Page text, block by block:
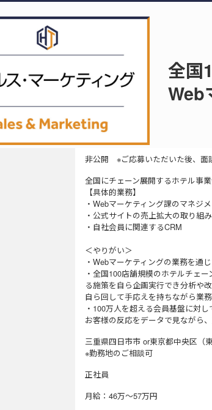
全国
Web
非公開 ※ご応募いただいた後、面
全国にチェーン展開するホテル事
【具体的業務】
・Webマーケティング課のマネジ
・公式サイトの売上拡大の取り組み
・自社会員に関連するCRM
＜やりがい＞
・Webマーケティングの業務を通
・全国100店舗規模のホテルチェ
る施策を自ら企画実行でき分析や
自ら回して手応えを持ちながら業
・100万人を超える会員基盤に対
お客様の反応をデータで見ながら
三重県四日市市 or東京都中央区（
※勤務地のご相談可
正社員
月給：46万～57万円